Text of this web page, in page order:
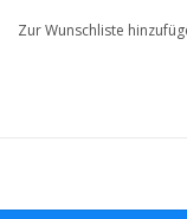
Zur Wunschliste